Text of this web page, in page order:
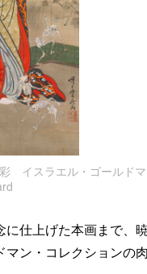
イスラエル・ゴールド
仕上げた本画まで、
ン・コレクションの